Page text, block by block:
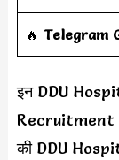
‎️‍🔥 Telegram
इन DDU
Recruitment
की DDU